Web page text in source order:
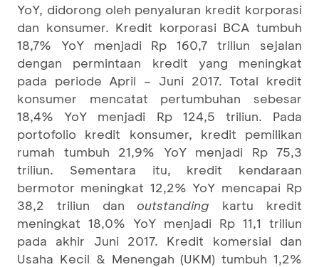
YoY, didorong oleh penyaluran kredit korporasi
dan konsumer. Kredit korporasi BCA tumbuh
18,7% YoY menjadi Rp 160,7 triliun sejalan
dengan permintaan kredit yang meningkat
pada periode April – Juni 2017. Total kredit
konsumer mencatat pertumbuhan sebesar
18,4% YoY menjadi Rp 124,5 triliun. Pada
portofolio kredit konsumer, kredit pemilikan
rumah tumbuh 21,9% YoY menjadi Rp 75,3
triliun. Sementara itu, kredit kendaraan
bermotor meningkat 12,2% YoY mencapai Rp
38,2 triliun dan outstanding kartu kredit
meningkat 18,0% YoY menjadi Rp 11,1 triliun
pada akhir Juni 2017. Kredit komersial dan
Usaha Kecil & Menengah (UKM) tumbuh 1,2%